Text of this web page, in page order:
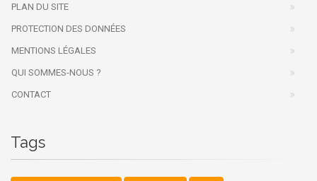
PLAN DU SITE
PROTECTION DES DONNÉES
MENTIONS LÉGALES
QUI SOMMES-NOUS ?
CONTACT
Tags